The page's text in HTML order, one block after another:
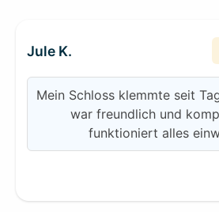
Jule K.
Mein Schloss klemmte seit
war freundlich und
funktioniert alles